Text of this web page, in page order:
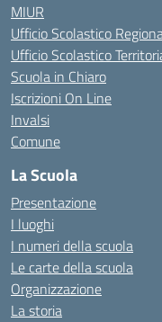
MIUR
Ufficio Scolastico
Ufficio Scolastico
Scuola in Chiaro
Iscrizioni On Line
Invalsi
Comune
La Scuola
Presentazione
I luoghi
I numeri della scuola
Le carte della scuola
Organizzazione
La storia